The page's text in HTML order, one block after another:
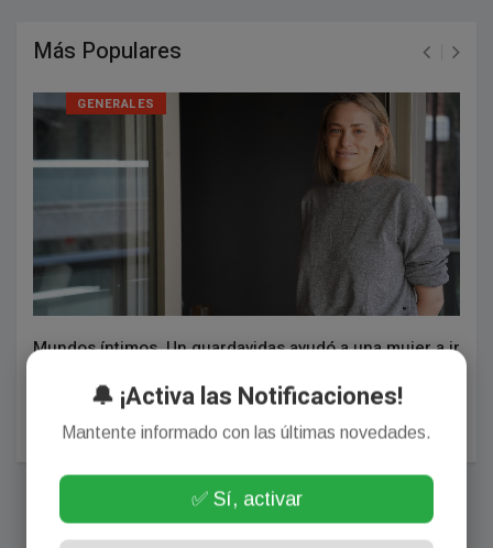
Más Populares
GENERALES
Mundos íntimos. Un guardavidas ayudó a una mujer a ir
aún es un valor.
🔔 ¡Activa las Notificaciones!
Mantente informado con las últimas novedades.
✅ Sí, activar